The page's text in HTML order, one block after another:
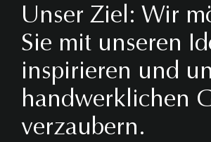
Unser Ziel: Wir
Sie mit unseren
inspirieren und
handwerklichen
verzaubern.